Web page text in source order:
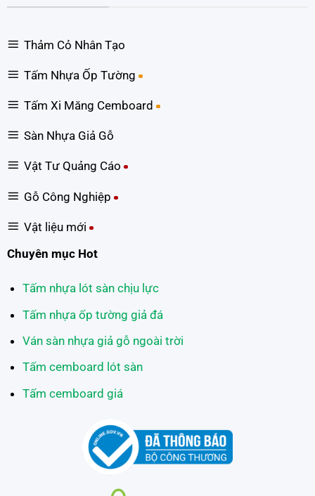
Thảm Cỏ Nhân Tạo
Tấm Nhựa Ốp Tường
Tấm Xi Măng Cemboard
Sàn Nhựa Giả Gỗ
Vật Tư Quảng Cáo
Gỗ Công Nghiệp
Vật liệu mới
Chuyên mục Hot
Tấm nhựa lót sàn chịu lực
Tấm nhựa ốp tường giả đá
Ván sàn nhựa giả gỗ ngoài trời
Tấm cemboard lót sàn
Tấm cemboard giá